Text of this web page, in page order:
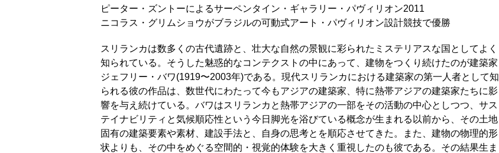
ピーター・ズントーによるサーペンタイン・ギャラリー・パヴィリオン2011
ニコラス・グリムショウがブラジルの可動式アート・パヴィリオン設計競技で優勝
スリランカは数多くの古代遺跡と、壮大な自然の景観に彩られたミステリアスな国としてよく
知られている。そうした魅惑的なコンテクストの中にあって、建物をつくり続けたのが建築家
ジェフリー・バワ(1919〜2003年)である。現代スリランカにおける建築家の第一人者として知
られる彼の作品は、数世代にわたって今もアジアの建築家、特に熱帯アジアの建築家たちに影
響を与え続けている。バワはスリランカと熱帯アジアの一部をその活動の中心としつつ、サス
テイナビリティと気候順応性という今日脚光を浴びている概念が生まれる以前から、その土地
固有の建築要素や素材、建設手法と、自身の思考とを順応させてきた。また、建物の物理的形
状よりも、その中をめぐる空間的・視覚的体験を大きく重視したのも彼である。その結果生ま